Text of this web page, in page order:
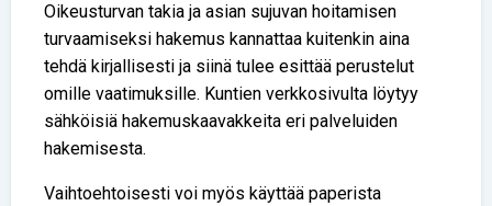
Oikeusturvan takia ja asian sujuvan hoitamisen
turvaamiseksi hakemus kannattaa kuitenkin aina
tehdä kirjallisesti ja siinä tulee esittää perustelut
omille vaatimuksille. Kuntien verkkosivulta löytyy
sähköisiä hakemuskaavakkeita eri palveluiden
hakemisesta.
Vaihtoehtoisesti voi myös käyttää paperista